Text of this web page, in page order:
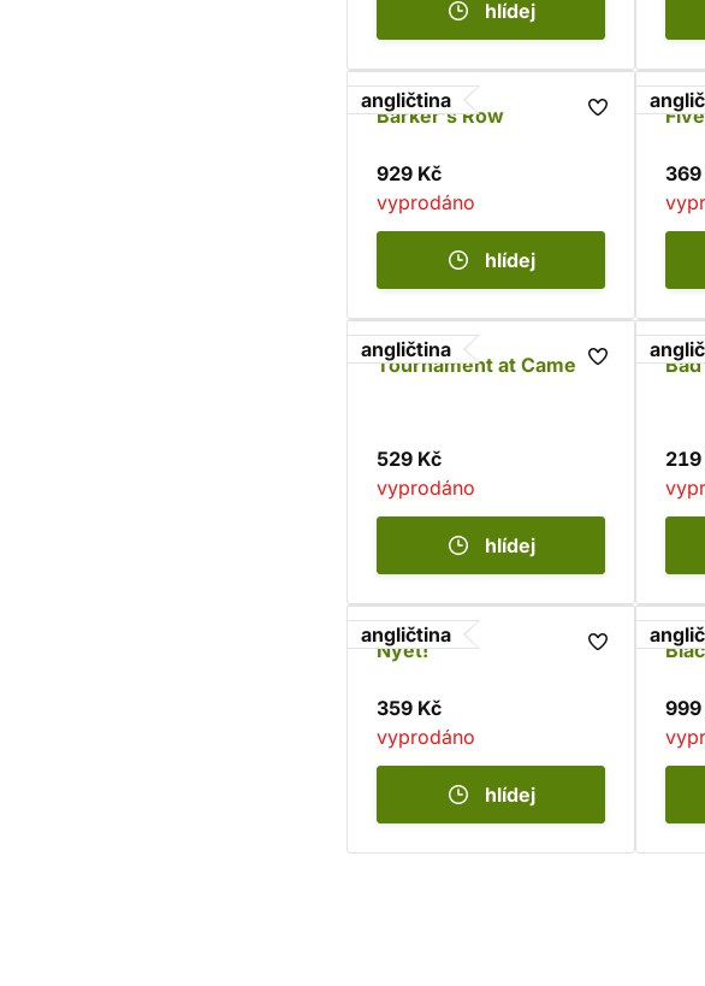
hlídej
angličtina
Barker's Row
929 Kč
vyprodáno
hlídej
369
angličtina
Tournament at Camelot
529 Kč
vyprodáno
hlídej
angličtina
Nyet!
359 Kč
vyprodáno
hlídej
999